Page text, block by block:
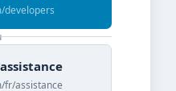
developers
fr/assistance